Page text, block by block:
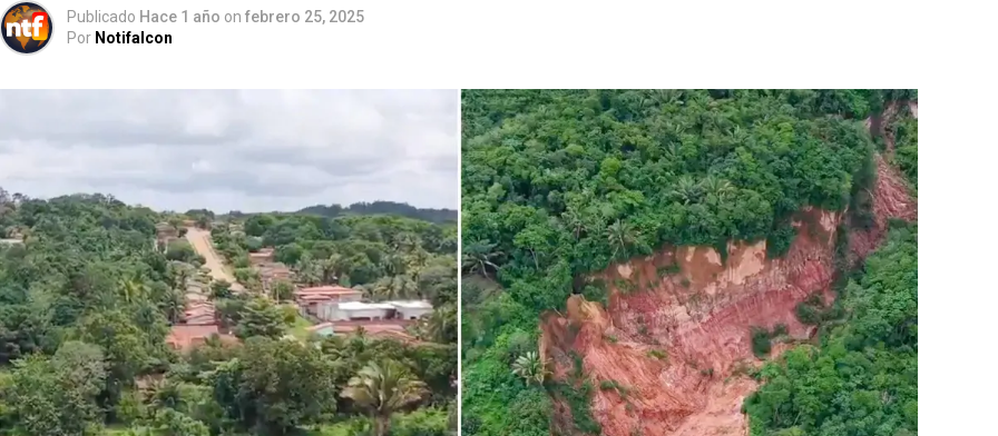
Publicado Hace 1 año on febrero 25, 2025
Por Notifalcon